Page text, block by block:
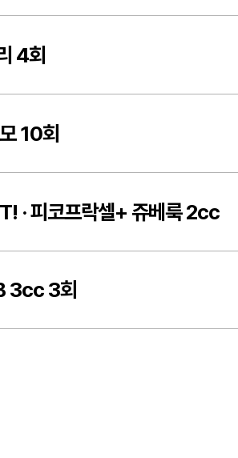
4회
10회
·피코프락셀+ 쥬베룩 2cc
3cc 3회